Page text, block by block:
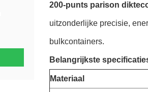
200-punts parison
uitzonderlijke precisie,
bulkcontainers.
Belangrijkste
Materiaal